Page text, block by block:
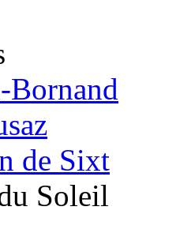
Bornand
de Sixt
Soleil